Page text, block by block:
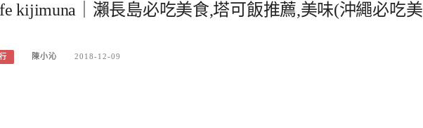
kijimuna｜瀨長島必吃美食,塔可飯推薦,美味(沖繩必吃美
陳小沁 2018-12-09